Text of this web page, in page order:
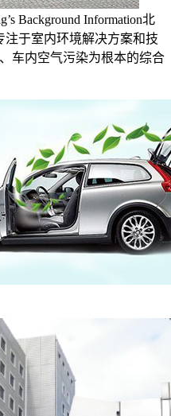
Background Information北
于室内环境解决方案和技
车内空气污染为根本的综合